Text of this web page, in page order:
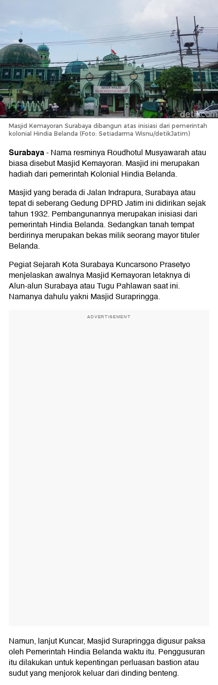
Masjid Kemayoran Surabaya dibangun atas inisiasi dari pemerintah
kolonial Hindia Belanda (Foto: Setiadarma Wisnu/detikJatim)
Surabaya-Nama resminya Roudhotul Musyawarah atau
biasa disebut Masjid Kemayoran. Masjid ini merupakan
hadiah dari pemerintah Kolonial Hindia Belanda.
Masjid yang berada di Jalan Indrapura, Surabaya atau
tepat di seberang Gedung DPRD Jatim ini didirikan sejak
tahun 1932. Pembangunannya merupakan inisiasi dari
pemerintah Hindia Belanda. Sedangkan tanah tempat
berdirinya merupakan bekas milik seorang mayor tituler
Belanda.
Pegiat Sejarah Kota Surabaya Kuncarsono Prasetyo
menjelaskan awalnya Masjid Kemayoran letaknya di
Alun-alun Surabaya atau Tugu Pahlawan saat ini.
Namanya dahulu yakni Masjid Surapringga.
ADVERTISEMENT
Namun, lanjut Kuncar, Masjid Surapringga digusur paksa
oleh Pemerintah Hindia Belanda waktu itu. Penggusuran
itu dilakukan untuk kepentingan perluasan bastion atau
sudut yang menjorok keluar dari dinding benteng.